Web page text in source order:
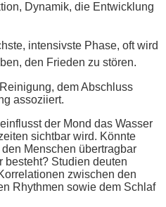
Dynamik, die Entwicklung
intensivste Phase, oft wird
den Frieden zu stören.
dem Abschluss
assoziiert.
der Mond das Wasser
sichtbar wird. Könnte
Menschen übertragbar
besteht? Studien deuten
zwischen den
Rhythmen sowie dem Schlaf